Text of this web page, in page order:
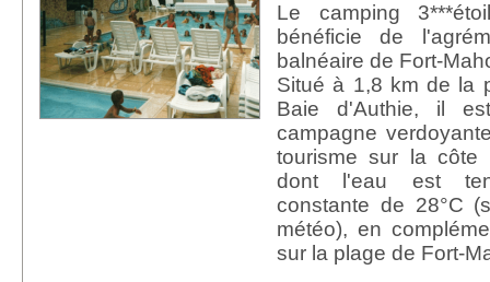
Le camping
bénéficie de
balnéaire de Fort-
Situé à 1,8 km de la
Baie d'Authie, il
campagne
tourisme sur la côte
dont l'eau est
constante de 28°C
météo), en
sur la plage de Fort-